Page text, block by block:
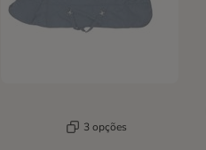
3 opções